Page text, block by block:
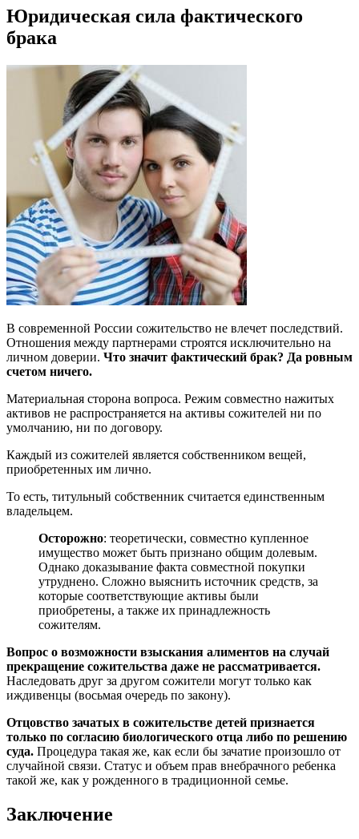
Юридическая сила фактического
брака
В современной России сожительство не влечет последствий.
Отношения между партнерами строятся исключительно на
личном доверии. Что значит фактический брак? Да ровным
счетом ничего.
Материальная сторона вопроса. Режим совместно нажитых
активов не распространяется на активы сожителей ни по
умолчанию, ни по договору.
Каждый из сожителей является собственником вещей,
приобретенных им лично.
То есть, титульный собственник считается единственным
владельцем.
Осторожно: теоретически, совместно купленное
имущество может быть признано общим долевым.
Однако доказывание факта совместной покупки
утруднено. Сложно выяснить источник средств, за
которые соответствующие активы были
приобретены, а также их принадлежность
сожителям.
Вопрос о возможности взыскания алиментов на случай
прекращение сожительства даже не рассматривается.
Наследовать друг за другом сожители могут только как
иждивенцы (восьмая очередь по закону).
Отцовство зачатых в сожительстве детей признается
только по согласию биологического отца либо по решению
суда. Процедура такая же, как если бы зачатие произошло от
случайной связи. Статус и объем прав внебрачного ребенка
такой же, как у рожденного в традиционной семье.
Заключение